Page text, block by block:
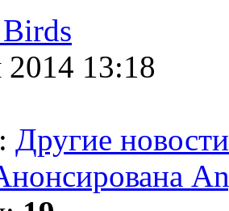
13:18
Другие